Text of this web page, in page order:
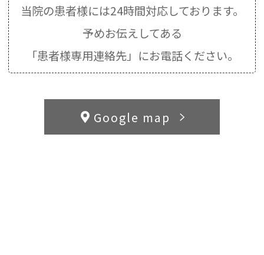
当院の患者様には24時間対応しております。
予めお伝えしてある
「患者様専用連絡先」にお電話ください。
Google map